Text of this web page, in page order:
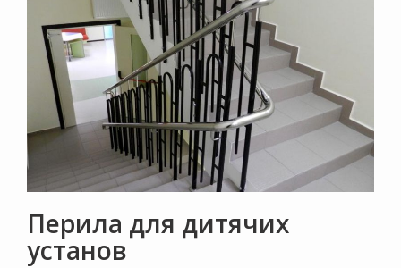
Перила для дитячих
установ